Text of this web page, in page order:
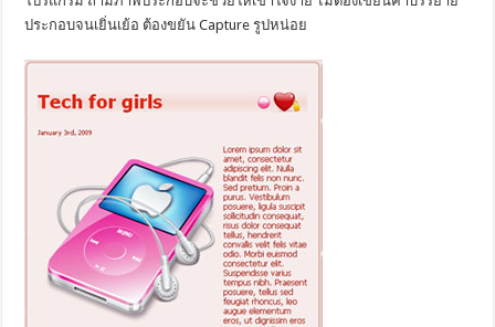
ประกอบจนเยิ่นเย้อ ต้องขยัน Capture รูปหน่อย